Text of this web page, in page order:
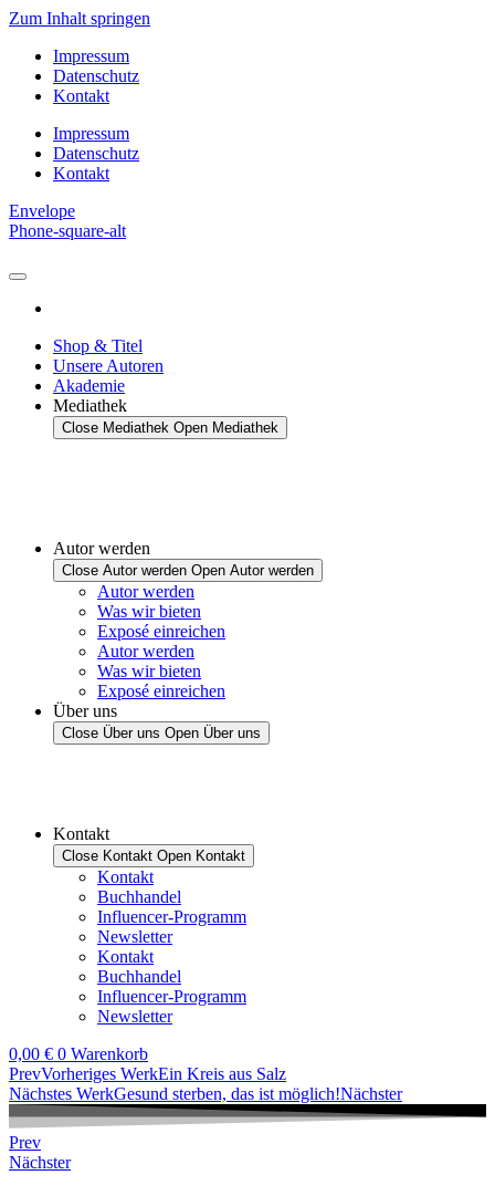
Zum Inhalt springen
Impressum
Datenschutz
Kontakt
Impressum
Datenschutz
Kontakt
Envelope
Phone-square-alt
Shop & Titel
Unsere Autoren
Akademie
Mediathek
Close Mediathek Open Mediathek
Autor werden
Close Autor werden Open Autor werden
Autor werden
Was wir bieten
Exposé einreichen
Autor werden
Was wir bieten
Exposé einreichen
Über uns
Close Über uns Open Über uns
Kontakt
Close Kontakt Open Kontakt
Kontakt
Buchhandel
Influencer-Programm
Newsletter
Kontakt
Buchhandel
Influencer-Programm
Newsletter
0,00 € 0 Warenkorb
PrevVorheriges WerkEin Kreis aus Salz
Nächstes WerkGesund sterben, das ist möglich!Nächster
Prev
Nächster